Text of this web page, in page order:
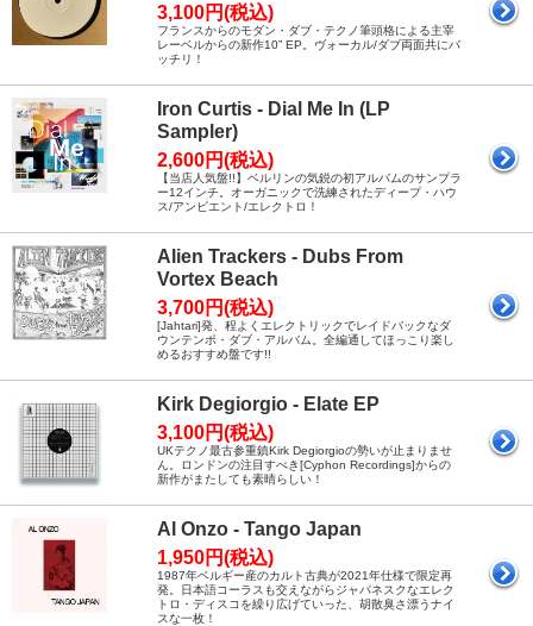
3,100円(税込)
フランスからのモダン・ダブ・テクノ筆頭格による主宰
レーベルからの新作10” EP。ヴォーカル/ダブ両面共にバ
ッチリ！
Iron Curtis - Dial Me In (LP
Sampler)
2,600円(税込)
【当店人気盤!!】ベルリンの気鋭の初アルバムのサンプラ
ー12インチ。オーガニックで洗練されたディープ・ハウ
ス/アンビエント/エレクトロ！
Alien Trackers - Dubs From
Vortex Beach
3,700円(税込)
[Jahtari]発、程よくエレクトリックでレイドバックなダ
ウンテンポ・ダブ・アルバム。全編通してほっこり楽し
めるおすすめ盤です!!
Kirk Degiorgio - Elate EP
3,100円(税込)
UKテクノ最古参重鎮Kirk Degiorgioの勢いが止まりませ
ん。ロンドンの注目すべき[Cyphon Recordings]からの
新作がまたしても素晴らしい！
Al Onzo - Tango Japan
1,950円(税込)
1987年ベルギー産のカルト古典が2021年仕様で限定再
発。日本語コーラスも交えながらジャパネスクなエレク
トロ・ディスコを繰り広げていった、胡散臭さ漂うナイ
スな一枚！